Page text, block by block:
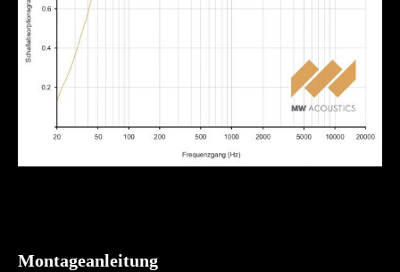
Montageanleitung